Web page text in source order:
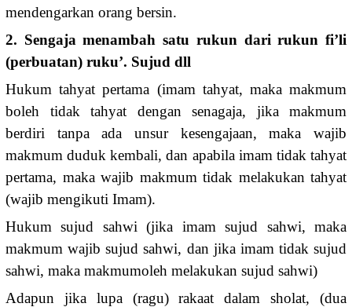
mendengarkan orang bersin.
2. Sengaja menambah satu rukun dari rukun fi’li
(perbuatan) ruku’. Sujud dll
Hukum tahyat pertama (imam tahyat, maka makmum
boleh tidak tahyat dengan senagaja, jika makmum
berdiri tanpa ada unsur kesengajaan, maka wajib
makmum duduk kembali, dan apabila imam tidak tahyat
pertama, maka wajib makmum tidak melakukan tahyat
(wajib mengikuti Imam).
Hukum sujud sahwi (jika imam sujud sahwi, maka
makmum wajib sujud sahwi, dan jika imam tidak sujud
sahwi, maka makmumoleh melakukan sujud sahwi)
Adapun jika lupa (ragu) rakaat dalam sholat, (dua